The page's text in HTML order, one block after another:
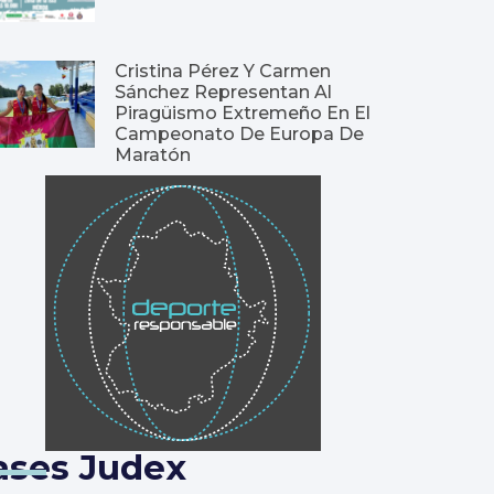
Cristina Pérez Y Carmen
Sánchez Representan Al
Piragüismo Extremeño En El
Campeonato De Europa De
Maratón
Judex